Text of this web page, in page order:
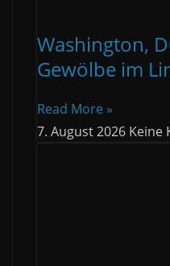
Washington,
Gewölbe im
Read More »
7. August 2026 Keine